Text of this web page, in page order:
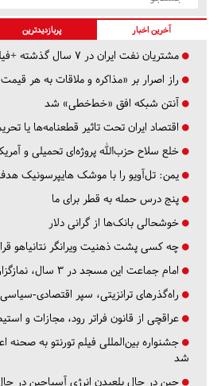
آخرین اخبار پربازدیدترین
مشتریان نفت ایران در ۷ سال گذشته +فیلم
راز اصرار بر «مذاکره و ملاقات به هر
آنتن شبکه افق «خط‌خطی» شد
اقتصاد ایران تحت تاثیر قطعنامه‌ها یا
خلع سلاح حزب‌الله پروژه‌ای تحمیلی و
یمن: تل‌آویو را با موشک هایپرسونیک هدف
پنج درس‌ حمله به قطر برای ما
خوشحالی بانک‌ها از گرانی دلار
چه کسی پشت ذهنیت ویرانگر نتانیاهو
امام جماعت این مسجد در ۳ سال، نمازگزاران را ۴ برابر کرد
راه‌گذرهای ترانزیتی، سپر اقتصادی-سیاسی
عراقچی از قانون فراتر رود، مجازات و
جشنواره بین‌المللی فیلم تورنتو به صحنه
شد
چین در حال بلعیدن انرژی آسیاچین در